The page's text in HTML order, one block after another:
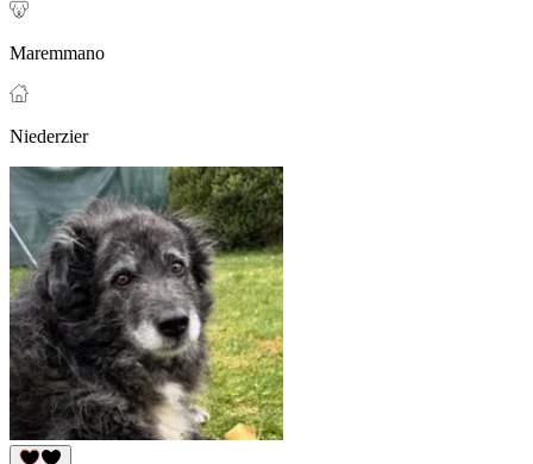
Maremmano
Niederzier